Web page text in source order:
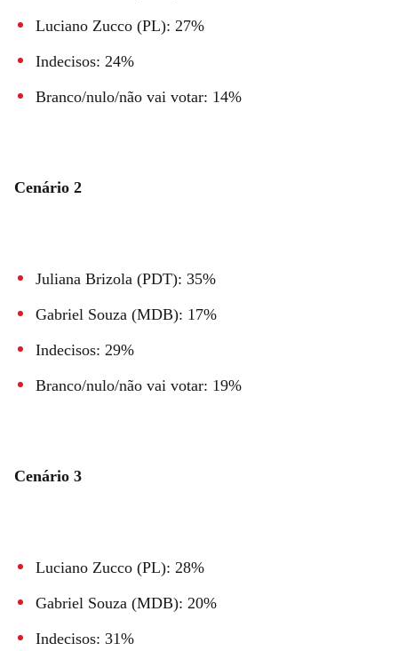
Luciano Zucco (PL): 27%
Indecisos: 24%
Branco/nulo/não vai votar: 14%
Cenário 2
Juliana Brizola (PDT): 35%
Gabriel Souza (MDB): 17%
Indecisos: 29%
Branco/nulo/não vai votar: 19%
Cenário 3
Luciano Zucco (PL): 28%
Gabriel Souza (MDB): 20%
Indecisos: 31%